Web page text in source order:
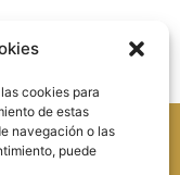
cookies para
de estas
navegación o las
puede